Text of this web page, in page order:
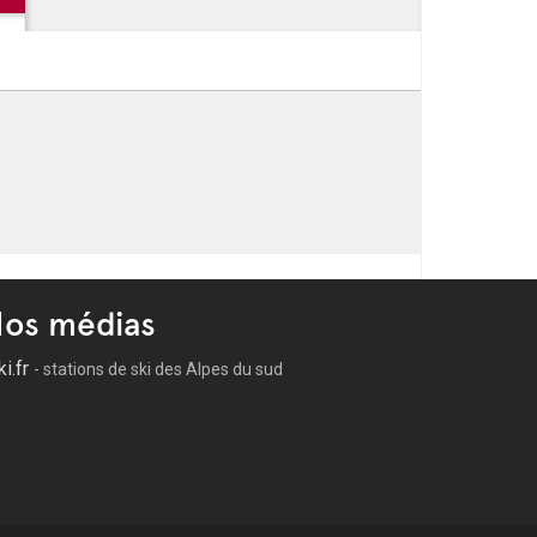
médias
- stations de ski des Alpes du sud